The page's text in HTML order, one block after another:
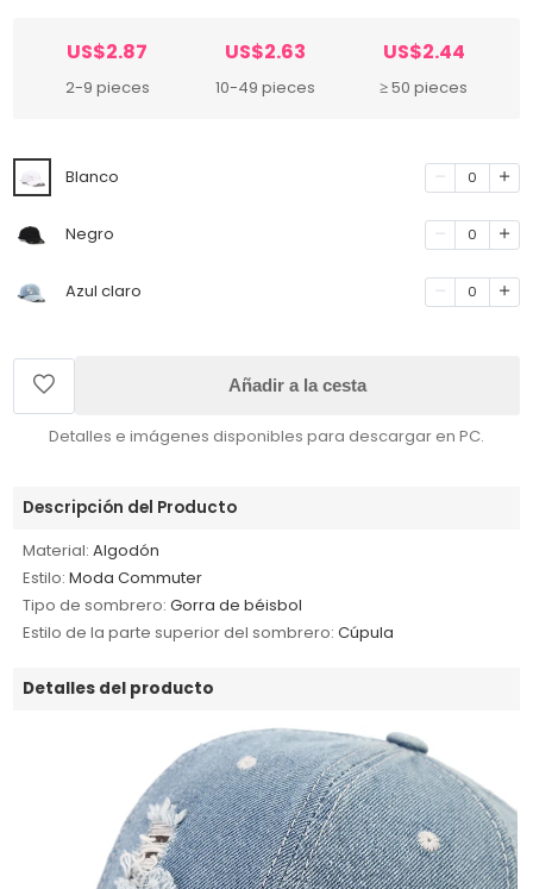
US$2.87
2-9 pieces
US$2.63
10-49 pieces
US$2.44
≥ 50 pieces
Blanco 0
Negro 0
Azul claro 0
Añadir a la cesta
Detalles e imágenes disponibles para descargar en PC.
Descripción del Producto
Material: Algodón
Estilo: Moda Commuter
Tipo de sombrero: Gorra de béisbol
Estilo de la parte superior del sombrero: Cúpula
Detalles del producto